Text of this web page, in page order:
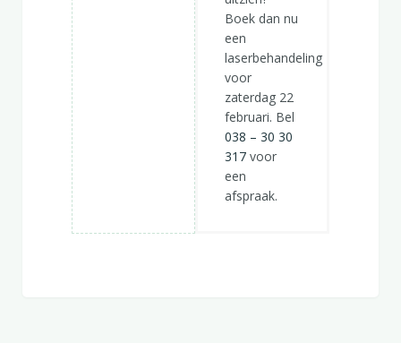
Boek dan nu
een
laserbehandeling
voor
zaterdag 22
februari. Bel
038 – 30 30
317 voor
een
afspraak.